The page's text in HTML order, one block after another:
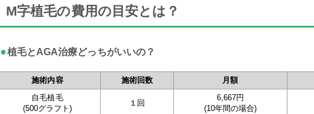
M字植毛の費用の目安とは？
●植毛とAGA治療どっちがいいの？
施術内容 施術回数 月額
自毛植毛
(500グラフト)
１回
6,667円
(10年間の場合)